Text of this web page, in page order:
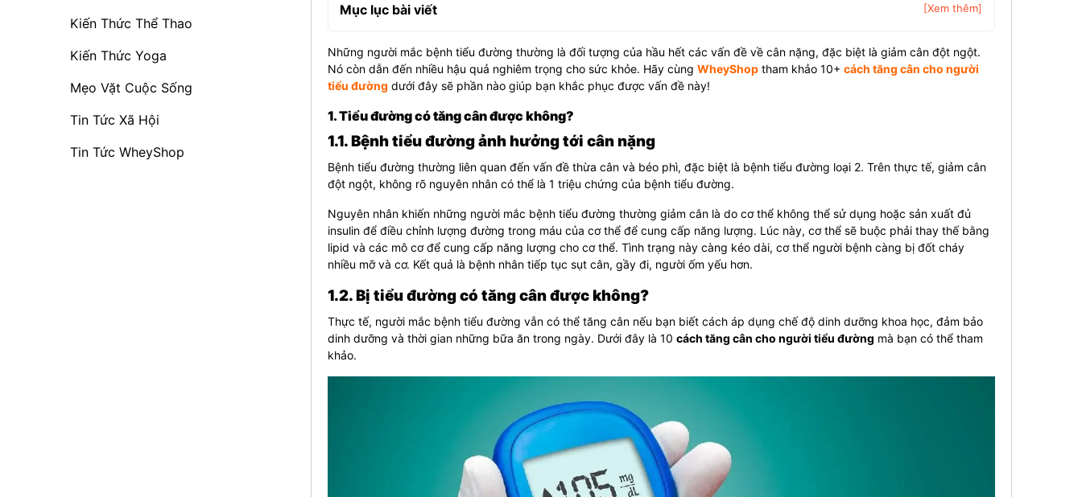
Mục lục bài viết [Xem thêm]
Những người mắc bệnh tiểu đường thường là đối tượng của hầu hết các vấn đề về cân nặng, đặc biệt là giảm cân đột ngột.
Nó còn dẫn đến nhiều hậu quả nghiêm trọng cho sức khỏe. Hãy cùng WheyShop tham khảo 10+ cách tăng cân cho người
tiểu đường dưới đây sẽ phần nào giúp bạn khắc phục được vấn đề này!
1. Tiểu đường có tăng cân được không?
1.1. Bệnh tiểu đường ảnh hưởng tới cân nặng
Bệnh tiểu đường thường liên quan đến vấn đề thừa cân và béo phì, đặc biệt là bệnh tiểu đường loại 2. Trên thực tế, giảm cân
đột ngột, không rõ nguyên nhân có thể là 1 triệu chứng của bệnh tiểu đường.
Nguyên nhân khiến những người mắc bệnh tiểu đường thường giảm cân là do cơ thể không thể sử dụng hoặc sản xuất đủ
insulin để điều chỉnh lượng đường trong máu của cơ thể để cung cấp năng lượng. Lúc này, cơ thể sẽ buộc phải thay thế bằng
lipid và các mô cơ để cung cấp năng lượng cho cơ thể. Tình trạng này càng kéo dài, cơ thể người bệnh càng bị đốt cháy
nhiều mỡ và cơ. Kết quả là bệnh nhân tiếp tục sụt cân, gầy đi, người ốm yếu hơn.
1.2. Bị tiểu đường có tăng cân được không?
Thực tế, người mắc bệnh tiểu đường vẫn có thể tăng cân nếu bạn biết cách áp dụng chế độ dinh dưỡng khoa học, đảm bảo
dinh dưỡng và thời gian những bữa ăn trong ngày. Dưới đây là 10 cách tăng cân cho người tiểu đường mà bạn có thể tham
khảo.
Kiến Thức Thể Thao
Kiến Thức Yoga
Mẹo Vặt Cuộc Sống
Tin Tức Xã Hội
Tin Tức WheyShop